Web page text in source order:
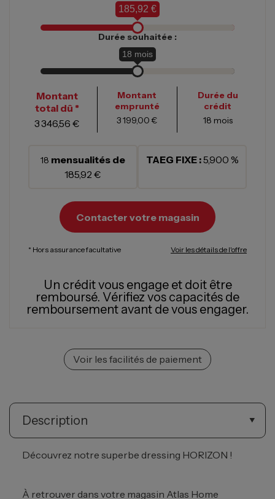
185,92 €
Durée souhaitée :
18 mois
Montant
total dû *
3 346,56 €
Montant
emprunté
3 199,00 €
Durée du
crédit
18 mois
18 mensualités de
185,92 €
TAEG FIXE :5,900 %
Contacter votre magasin
* Hors assurance facultative Voir les détails de l'offre
Un crédit vous engage et doit être
remboursé. Vérifiez vos capacités de
remboursement avant de vous engager.
Voir les facilités de paiement
Description
Découvrez notre superbe dressing HORIZON !
À retrouver dans votre magasin Atlas Home